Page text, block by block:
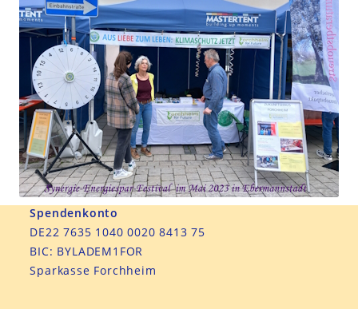
Spendenkonto
DE22 7635 1040 0020 8413 75
BIC: BYLADEM1FOR
Sparkasse Forchheim